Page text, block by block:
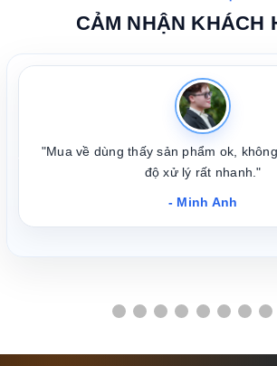
CẢM NHẬN KHÁCH
"Mua về dùng thấy sản phẩm ok,
độ xử lý rất nhanh."
- Minh Anh